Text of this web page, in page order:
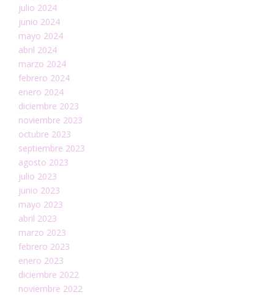
julio 2024
junio 2024
mayo 2024
abril 2024
marzo 2024
febrero 2024
enero 2024
diciembre 2023
noviembre 2023
octubre 2023
septiembre 2023
agosto 2023
julio 2023
junio 2023
mayo 2023
abril 2023
marzo 2023
febrero 2023
enero 2023
diciembre 2022
noviembre 2022